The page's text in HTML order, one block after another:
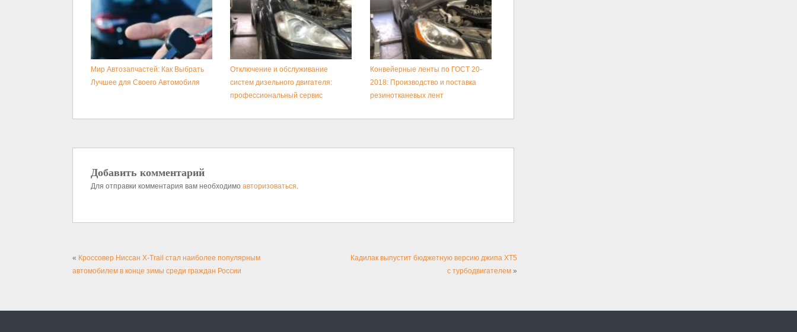
Мир Автозапчастей: Как Выбрать
Лучшее для Своего Автомобиля
Отключение и обслуживание
систем дизельного двигателя:
профессиональный сервис
Конвейерные ленты по ГОСТ 20-
2018: Производство и поставка
резинотканевых лент
Добавить комментарий
Для отправки комментария вам необходимо авторизоваться.
« Кроссовер Ниссан X-Trail стал наиболее популярным
автомобилем в конце зимы среди граждан России
Кадилак выпустит бюджетную версию джипа XT5
с турбодвигателем »